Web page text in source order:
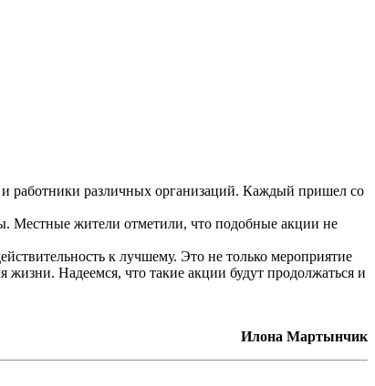
работники различных организаций. Каждый пришел со
Местные жители отметили, что подобные акции не
к лучшему. Это не только мероприятие
Надеемся, что такие акции будут продолжаться и
Илона Мартынчик